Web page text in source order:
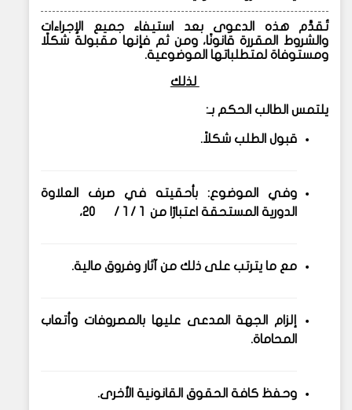
تُقدَّم هذه الدعوى بعد استيفاء جميع الإجراءات
والشروط المقررة قانونًا، ومن ثم فإنها مقبولة شكلًا
ومستوفاة لمتطلباتها الموضوعية.
لذلك
يلتمس الطالب الحكم بـ:
قبول الطلب شكلاً.
وفي الموضوع: بأحقيته في صرف العلاوة
الدورية المستحقة اعتبارًا من 1 / 1 / 20،
مع ما يترتب على ذلك من آثار وفروق مالية.
إلزام الجهة المدعى عليها بالمصروفات وأتعاب
المحاماة.
وحفظ كافة الحقوق القانونية الأخرى.